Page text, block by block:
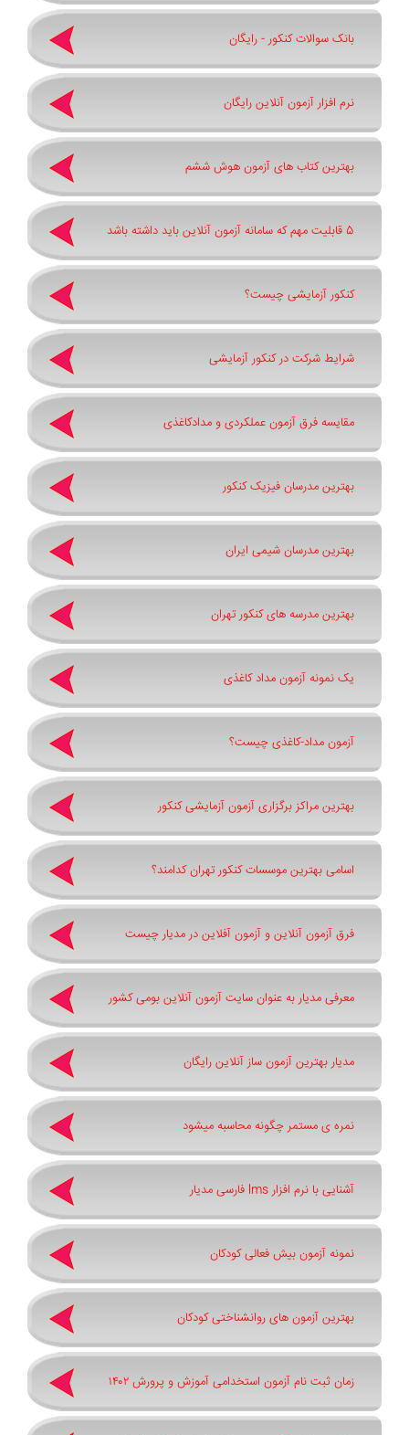
بانک سوالات کنکور - رایگان
نرم افزار آزمون آنلاین رایگان
بهترین کتاب های آزمون هوش ششم
5 قابلیت مهم که سامانه آزمون آنلاین باید داشته باشد
کنکور آزمایشی چیست؟
شرایط شرکت در کنکور آزمایشی
مقایسه فرق آزمون عملکردی و مدادکاغذی
بهترین مدرسان فیزیک کنکور
بهترین مدرسان شیمی ایران
بهترین مدرسه های کنکور تهران
یک نمونه آزمون مداد کاغذی
آزمون مداد-کاغذی چیست؟
بهترین مراکز برگزاری آزمون آزمایشی کنکور
اسامی بهترین موسسات کنکور تهران کدامند؟
فرق آزمون آنلاین و آزمون آفلاین در مدیار چیست
معرفی مدیار به عنوان سایت آزمون آنلاین بومی کشور
مدیار بهترین آزمون ساز آنلاین رایگان
نمره ی مستمر چگونه محاسبه میشود
آشنایی با نرم افزار lms فارسی مدیار
نمونه آزمون بیش فعالی کودکان
بهترین آزمون های روانشناختی کودکان
زمان ثبت نام آزمون استخدامی آموزش و پرورش ۱۴۰۲